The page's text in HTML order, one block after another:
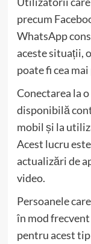
precum
WhatsApp
aceste situații,
poate fi cea
Conectarea la
disponibilă
mobil și la
Acest lucru
actualizări de
video.
Persoanele
în mod
pentru acest